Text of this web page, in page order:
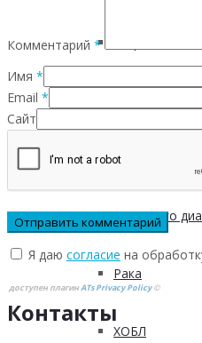
Инфаркта
Сахарного
Рака
ХОБЛ
Комментарий *
Имя *
Email *
Сайт
Я даю согласие на
доступен плагинATs Privacy Policy©
Контакты